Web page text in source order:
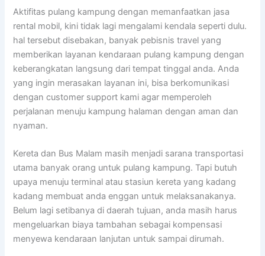
Aktifitas pulang kampung dengan memanfaatkan jasa
rental mobil, kini tidak lagi mengalami kendala seperti dulu.
hal tersebut disebakan, banyak pebisnis travel yang
memberikan layanan kendaraan pulang kampung dengan
keberangkatan langsung dari tempat tinggal anda. Anda
yang ingin merasakan layanan ini, bisa berkomunikasi
dengan customer support kami agar memperoleh
perjalanan menuju kampung halaman dengan aman dan
nyaman.
Kereta dan Bus Malam masih menjadi sarana transportasi
utama banyak orang untuk pulang kampung. Tapi butuh
upaya menuju terminal atau stasiun kereta yang kadang
kadang membuat anda enggan untuk melaksanakanya.
Belum lagi setibanya di daerah tujuan, anda masih harus
mengeluarkan biaya tambahan sebagai kompensasi
menyewa kendaraan lanjutan untuk sampai dirumah.